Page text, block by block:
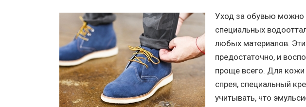
Уход за обувью можно
специальных
любых материалов.
предостаточно, и
проще всего. Для кожи
спрея, специальный
учитывать, что